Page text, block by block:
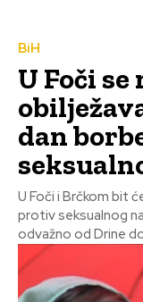
BiH
U Foči
dan
U Foči i Brčkom bit
protiv seksualnog